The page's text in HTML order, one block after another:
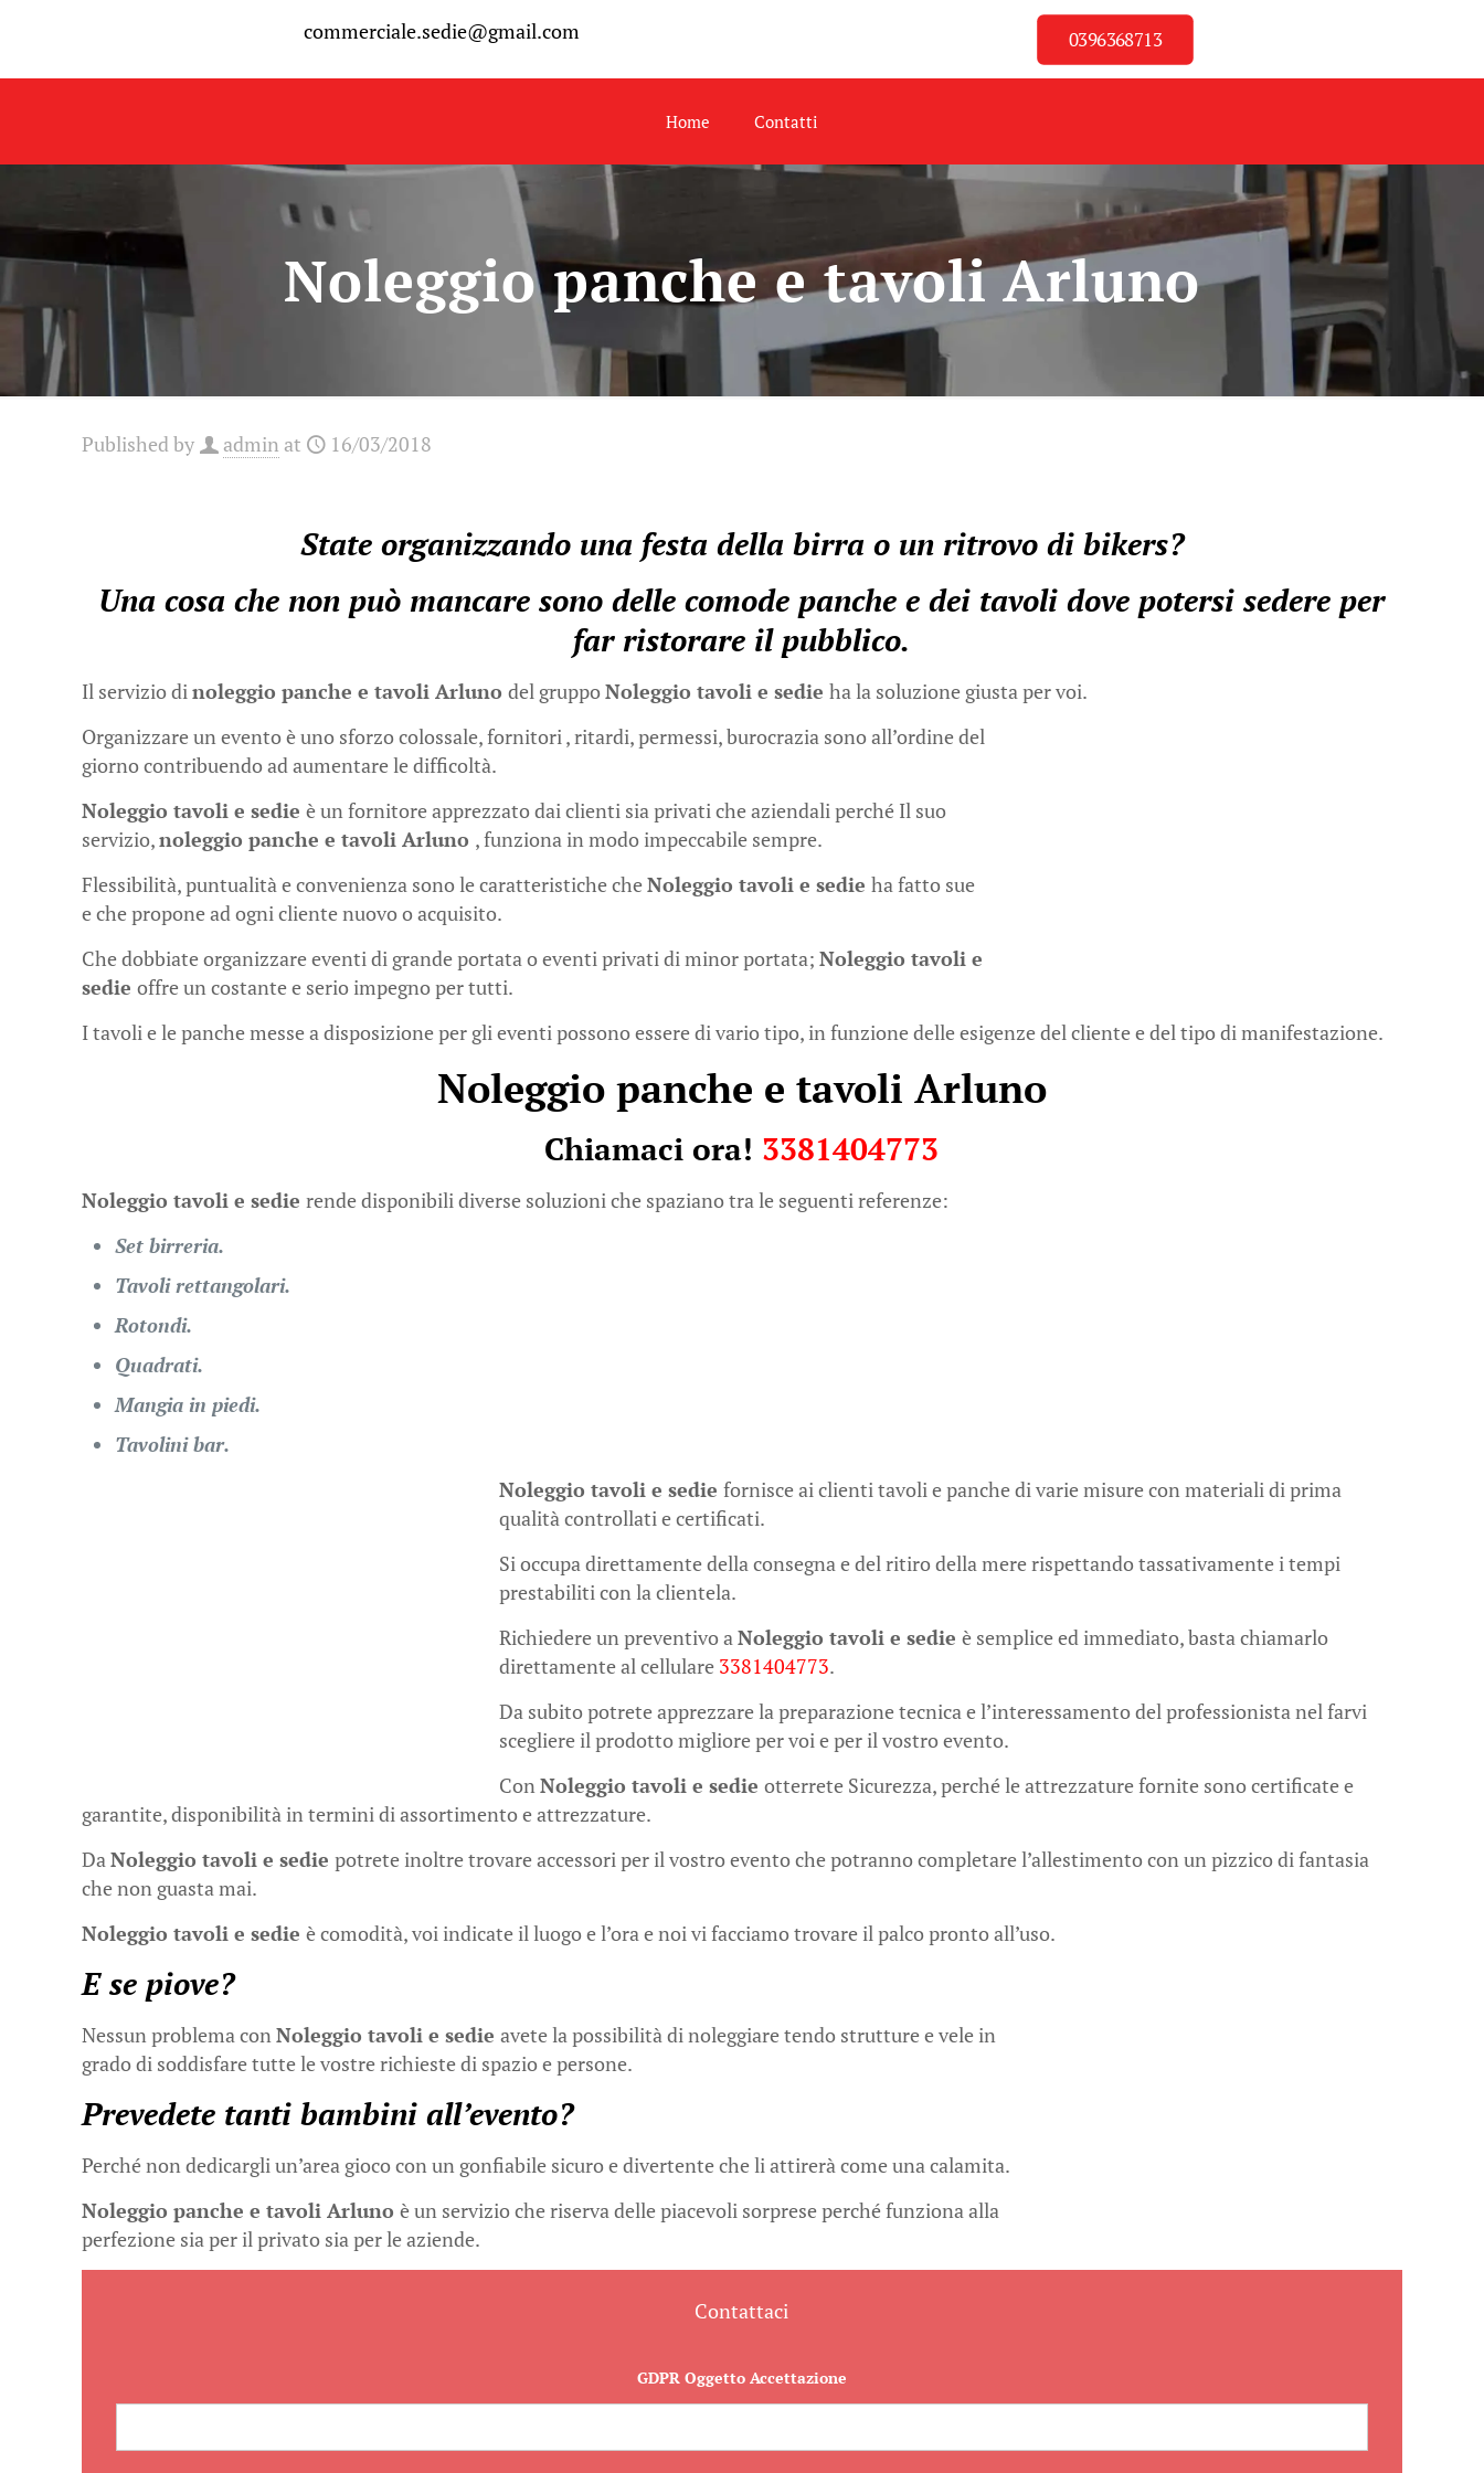
commerciale.sedie@gmail.com 0396368713
Home Contatti
Noleggio panche e tavoli Arluno
Published by admin at 16/03/2018
State organizzando una festa della birra o un ritrovo di bikers?
Una cosa che non può mancare sono delle comode panche e dei tavoli dove potersi sedere per
far ristorare il pubblico.
Il servizio dinoleggio panche e tavoli Arlunodel gruppoNoleggio tavoli e sedieha la soluzione giusta per voi.
Organizzare un evento è uno sforzo colossale, fornitori , ritardi, permessi, burocrazia sono all’ordine del
giorno contribuendo ad aumentare le difficoltà.
Noleggio tavoli e sedieè un fornitore apprezzato dai clienti sia privati che aziendali perché Il suo
servizio,noleggio panche e tavoli Arluno , funziona in modo impeccabile sempre.
Flessibilità, puntualità e convenienza sono le caratteristiche cheNoleggio tavoli e sedieha fatto sue
e che propone ad ogni cliente nuovo o acquisito.
Che dobbiate organizzare eventi di grande portata o eventi privati di minor portata;Noleggio tavoli e
sedieoffre un costante e serio impegno per tutti.
I tavoli e le panche messe a disposizione per gli eventi possono essere di vario tipo, in funzione delle esigenze del cliente e del tipo di manifestazione.
Noleggio panche e tavoli Arluno
Chiamaci ora! 3381404773
Noleggio tavoli e sedierende disponibili diverse soluzioni che spaziano tra le seguenti referenze:
Set birreria.
Tavoli rettangolari.
Rotondi.
Quadrati.
Mangia in piedi.
Tavolini bar.
Noleggio tavoli e sediefornisce ai clienti tavoli e panche di varie misure con materiali di prima
qualità controllati e certificati.
Si occupa direttamente della consegna e del ritiro della mere rispettando tassativamente i tempi
prestabiliti con la clientela.
Richiedere un preventivo aNoleggio tavoli e sedieè semplice ed immediato, basta chiamarlo
direttamente al cellulare 3381404773.
Da subito potrete apprezzare la preparazione tecnica e l’interessamento del professionista nel farvi
scegliere il prodotto migliore per voi e per il vostro evento.
ConNoleggio tavoli e sedieotterrete Sicurezza, perché le attrezzature fornite sono certificate e
garantite, disponibilità in termini di assortimento e attrezzature.
DaNoleggio tavoli e sediepotrete inoltre trovare accessori per il vostro evento che potranno completare l’allestimento con un pizzico di fantasia
che non guasta mai.
Noleggio tavoli e sedieè comodità, voi indicate il luogo e l’ora e noi vi facciamo trovare il palco pronto all’uso.
E se piove?
Nessun problema conNoleggio tavoli e sedieavete la possibilità di noleggiare tendo strutture e vele in
grado di soddisfare tutte le vostre richieste di spazio e persone.
Prevedete tanti bambini all’evento?
Perché non dedicargli un’area gioco con un gonfiabile sicuro e divertente che li attirerà come una calamita.
Noleggio panche e tavoli Arlunoè un servizio che riserva delle piacevoli sorprese perché funziona alla
perfezione sia per il privato sia per le aziende.
Contattaci
GDPR Oggetto Accettazione